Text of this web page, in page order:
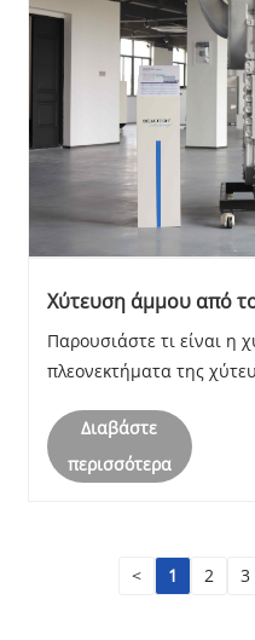
Χύτευση άμμου από
Παρουσιάστε τι είναι η
πλεονεκτήματα της
Διαβάστε
περισσότερα
< 1 2 3